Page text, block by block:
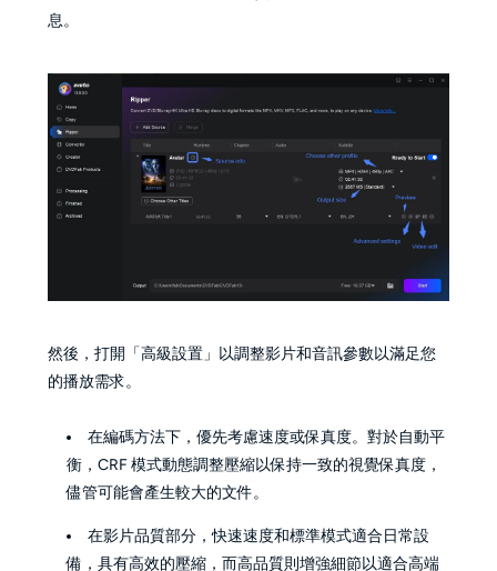
息。
然後，打開「高級設置」以調整影片和音訊參數以滿足您
的播放需求。
在編碼方法下，優先考慮速度或保真度。對於自動平
衡，CRF 模式動態調整壓縮以保持一致的視覺保真度，
儘管可能會產生較大的文件。
在影片品質部分，快速速度和標準模式適合日常設
備，具有高效的壓縮，而高品質則增強細節以適合高端